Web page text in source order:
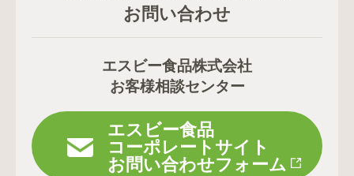
お問い合わせ
エスビー食品株式会社
お客様相談センター
エスビー食品
コーポレートサイト
お問い合わせフォーム